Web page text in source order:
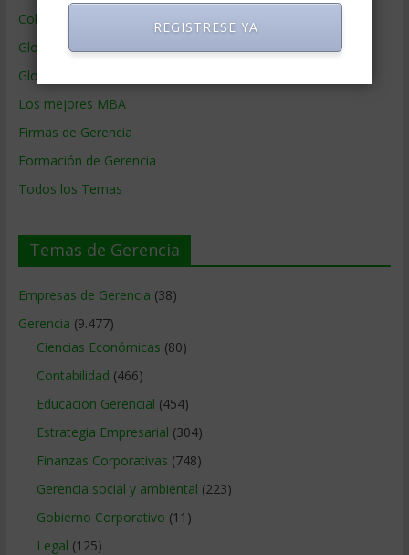
Colaboradores de Gerencia
Glosario
Glosario Inglés – Español
Los mejores MBA
Firmas de Gerencia
Formación de Gerencia
Todos los Temas
Temas de Gerencia
Empresas de Gerencia (38)
Gerencia (9.477)
Ciencias Económicas (80)
Contabilidad (466)
Educacion Gerencial (454)
Estrategia Empresarial (304)
Finanzas Corporativas (748)
Gerencia social y ambiental (223)
Gobierno Corporativo (11)
Legal (125)
REGISTRESE YA